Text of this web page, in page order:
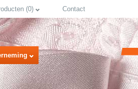
(0) Contact